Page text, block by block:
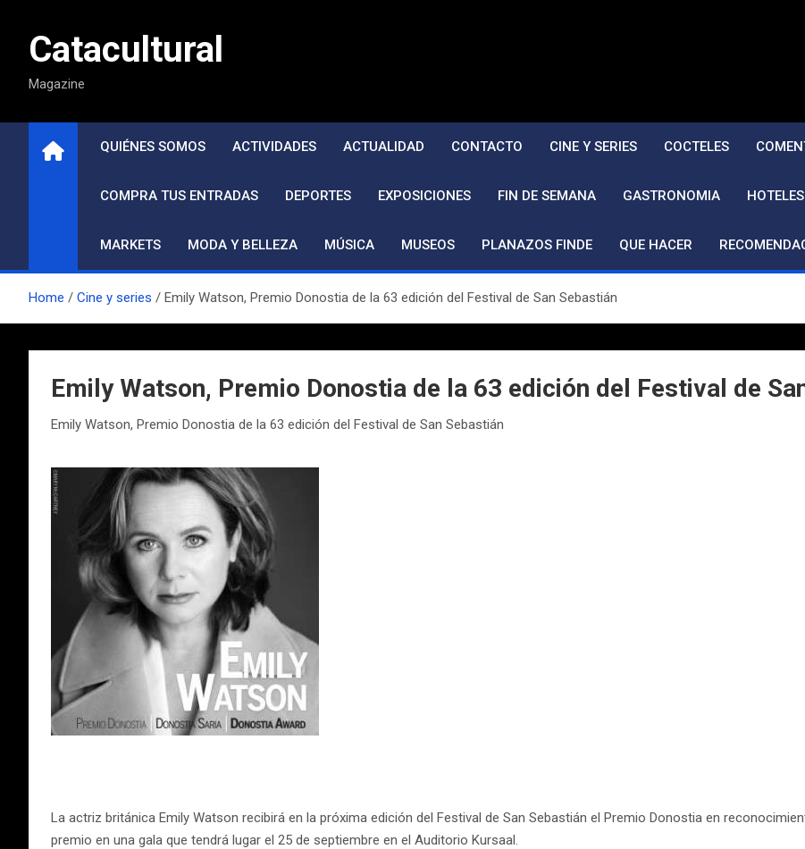
contenidoCatacultural
Magazine
QUIÉNES SOMOS ACTIVIDADES ACTUALIDAD CONTACTO CINE Y SERIES COCTELES
COMPRA TUS ENTRADAS DEPORTES EXPOSICIONES FIN DE SEMANA GASTRONOMIA HOTELES
MARKETS MODA Y BELLEZA MÚSICA MUSEOS PLANAZOS FINDE QUE HACER
Home Cine y series Emily Watson, Premio Donostia de la 63 edición del Festival de San Sebastián
Emily Watson, Premio Donostia de la 63 edición del Festival de
Emily Watson, Premio Donostia de la 63 edición del Festival de San Sebastián
La actriz británica Emily Watson recibirá en la próxima edición del Festival de San Sebastián el Premio Donostia en
premio en una gala que tendrá lugar el 25 de septiembre en el Auditorio Kursaal.